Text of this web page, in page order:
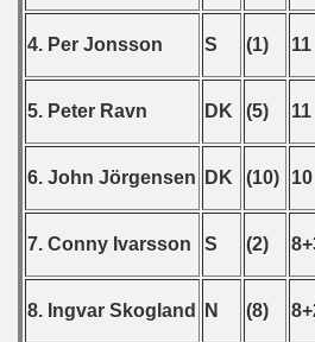
4. Per Jonsson S (1) 11
5. Peter Ravn DK (5) 11
6. John Jörgensen DK (10) 10
7. Conny Ivarsson S (2)
8. Ingvar Skogland N (8)
- 1992
- 1994
- 1996
- 1997